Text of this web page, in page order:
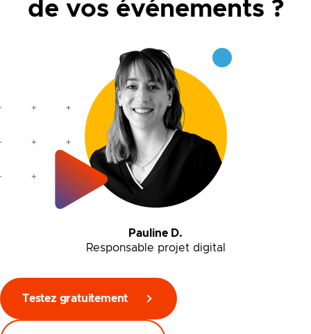
de vos événements ?
Pauline D.
Responsable projet digital
Testez gratuitement